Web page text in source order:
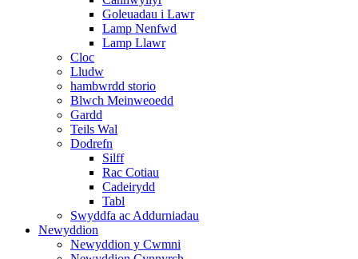
Goleuadau i Lawr
Lamp Nenfwd
Lamp Llawr
Cloc
Lludw
hambwrdd storio
Blwch Meinweoedd
Gardd
Teils Wal
Dodrefn
Silff
Rac Cotiau
Cadeirydd
Tabl
Swyddfa ac Addurniadau
Newyddion
Newyddion y Cwmni